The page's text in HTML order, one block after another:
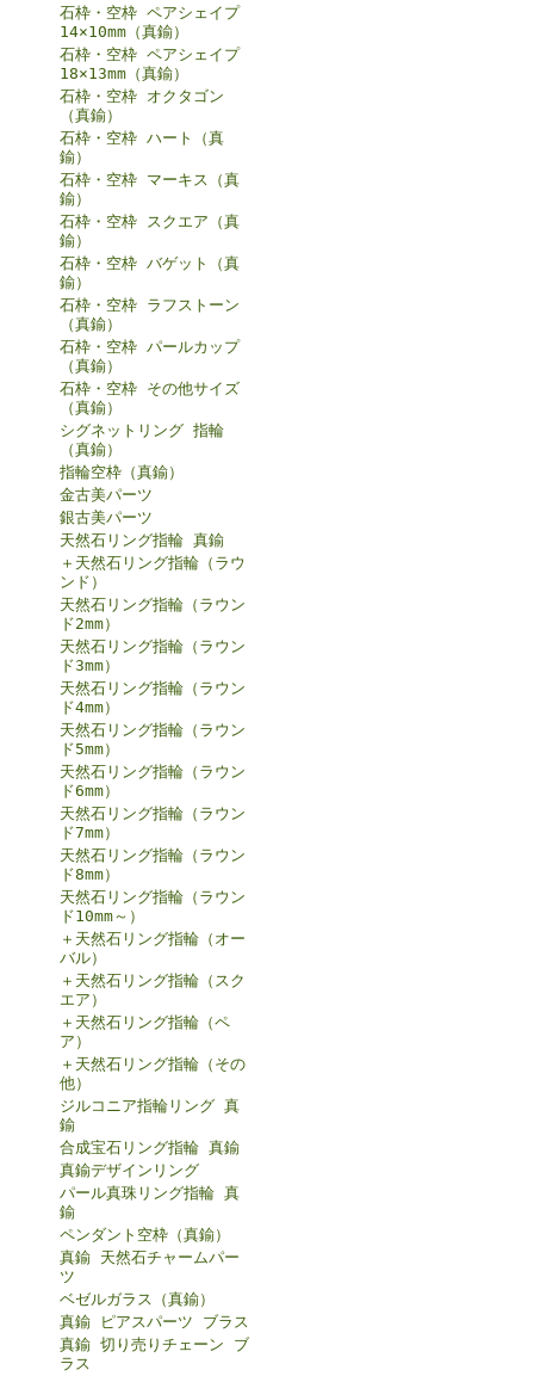
石枠・空枠 ペアシェイプ
14×10mm（真鍮）
石枠・空枠 ペアシェイプ
18×13mm（真鍮）
石枠・空枠 オクタゴン
（真鍮）
石枠・空枠 ハート（真
鍮）
石枠・空枠 マーキス（真
鍮）
石枠・空枠 スクエア（真
鍮）
石枠・空枠 バゲット（真
鍮）
石枠・空枠 ラフストーン
（真鍮）
石枠・空枠 パールカップ
（真鍮）
石枠・空枠 その他サイズ
（真鍮）
シグネットリング 指輪
（真鍮）
指輪空枠（真鍮）
金古美パーツ
銀古美パーツ
天然石リング指輪 真鍮
＋天然石リング指輪（ラウ
ンド）
天然石リング指輪（ラウン
ド2mm）
天然石リング指輪（ラウン
ド3mm）
天然石リング指輪（ラウン
ド4mm）
天然石リング指輪（ラウン
ド5mm）
天然石リング指輪（ラウン
ド6mm）
天然石リング指輪（ラウン
ド7mm）
天然石リング指輪（ラウン
ド8mm）
天然石リング指輪（ラウン
ド10mm～）
＋天然石リング指輪（オー
バル）
＋天然石リング指輪（スク
エア）
＋天然石リング指輪（ペ
ア）
＋天然石リング指輪（その
他）
ジルコニア指輪リング 真
鍮
合成宝石リング指輪 真鍮
真鍮デザインリング
パール真珠リング指輪 真
鍮
ペンダント空枠（真鍮）
真鍮 天然石チャームパー
ツ
ベゼルガラス（真鍮）
真鍮 ピアスパーツ ブラス
真鍮 切り売りチェーン ブ
ラス